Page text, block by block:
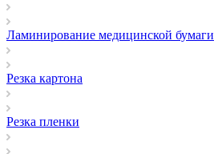
Ламинирование медицинской бумаги
Резка картона
Резка пленки